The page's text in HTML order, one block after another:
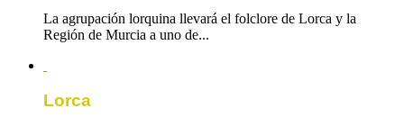
La agrupación lorquina llevará el folclore de Lorca y la
Región de Murcia a uno de...
Lorca